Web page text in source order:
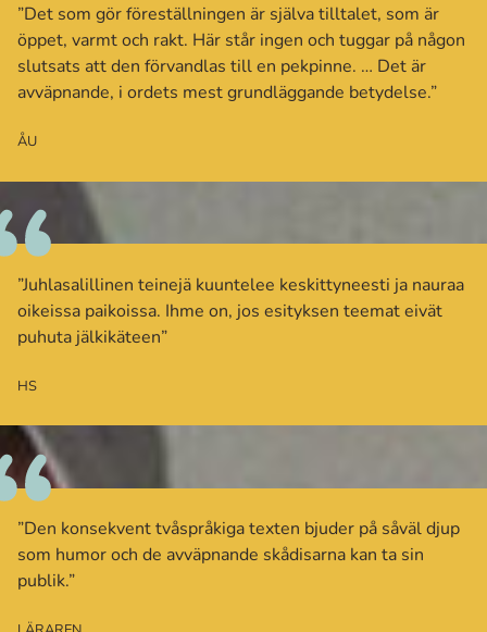
”Det som gör föreställningen är själva tilltalet, som är
öppet, varmt och rakt. Här står ingen och tuggar på någon
slutsats att den förvandlas till en pekpinne. … Det är
avväpnande, i ordets mest grundläggande betydelse.”
ÅU
”Juhlasalillinen teinejä kuuntelee keskittyneesti ja nauraa
oikeissa paikoissa. Ihme on, jos esityksen teemat eivät
puhuta jälkikäteen”
HS
”Den konsekvent tvåspråkiga texten bjuder på såväl djup
som humor och de avväpnande skådisarna kan ta sin
publik.”